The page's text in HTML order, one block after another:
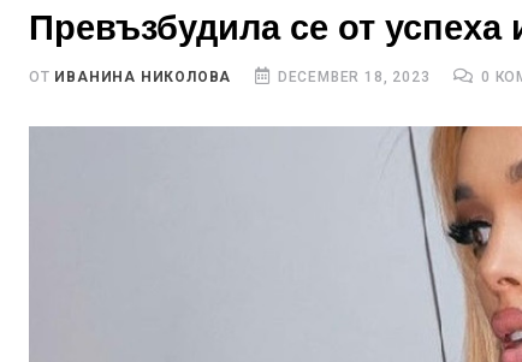
Превъзбудила се от
ОТ ИВАНИНА НИКОЛОВА DECEMBER 18, 2023 0